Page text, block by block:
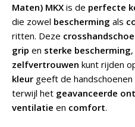
Maten) MKX is de perfecte
die zowel bescherming als
ritten. Deze
grip en sterke bescherming
zelfvertrouwen kunt rijden
kleur geeft de handschoenen
terwijl het geavanceerde
ventilatie en comfort.